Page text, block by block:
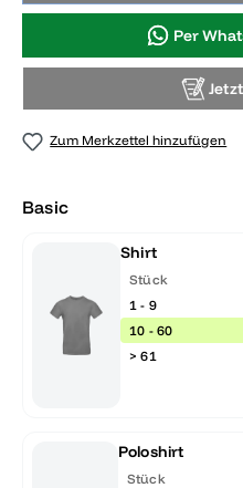
Per
Zum Merkzettel hinzufügen
Basic
Shirt
Stück
1 - 9
10 - 60
> 61
Poloshirt
Stück